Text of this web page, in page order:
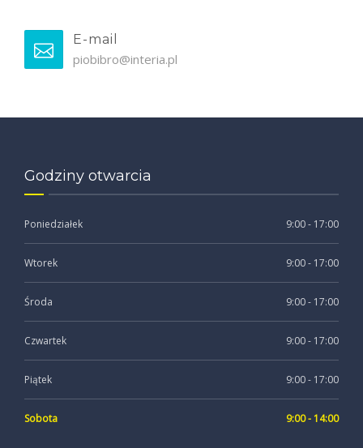
E-mail
piobibro@interia.pl
Godziny otwarcia
Poniedziałek 9:00 - 17:00
Wtorek 9:00 - 17:00
Środa 9:00 - 17:00
Czwartek 9:00 - 17:00
Piątek 9:00 - 17:00
Sobota 9:00 - 14:00